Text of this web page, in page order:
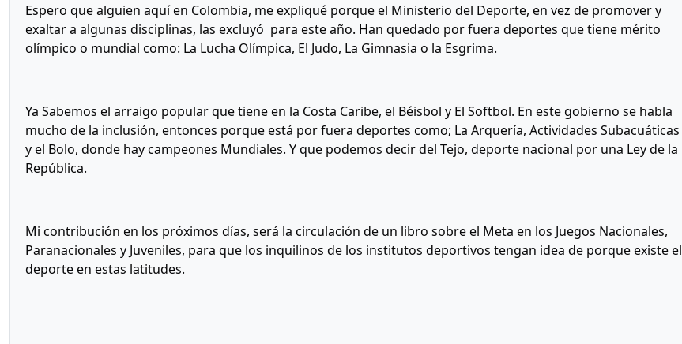
Espero que alguien aquí en Colombia, me expliqué porque el Ministerio del Deporte, en vez de promover y
exaltar a algunas disciplinas, las excluyó para este año. Han quedado por fuera deportes que tiene mérito
olímpico o mundial como: La Lucha Olímpica, El Judo, La Gimnasia o la Esgrima.
Ya Sabemos el arraigo popular que tiene en la Costa Caribe, el Béisbol y El Softbol. En este gobierno se habla
mucho de la inclusión, entonces porque está por fuera deportes como; La Arquería, Actividades Subacuáticas
y el Bolo, donde hay campeones Mundiales. Y que podemos decir del Tejo, deporte nacional por una Ley de la
República.
Mi contribución en los próximos días, será la circulación de un libro sobre el Meta en los Juegos Nacionales,
Paranacionales y Juveniles, para que los inquilinos de los institutos deportivos tengan idea de porque existe el
deporte en estas latitudes.